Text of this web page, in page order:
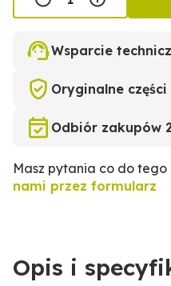
Wsparcie
Oryginalne części
Odbiór zakupów
Masz pytania co do
nami przez formularz
Opis i